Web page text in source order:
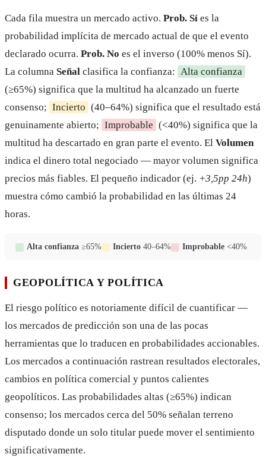
Cada fila muestra un mercado activo. Prob. Sí es la
probabilidad implícita de mercado actual de que el evento
declarado ocurra. Prob. No es el inverso (100% menos Sí).
La columna Señal clasifica la confianza: Alta confianza
(≥65%) significa que la multitud ha alcanzado un fuerte
consenso; Incierto (40–64%) significa que el resultado está
genuinamente abierto; Improbable (<40%) significa que la
multitud ha descartado en gran parte el evento. El Volumen
indica el dinero total negociado — mayor volumen significa
precios más fiables. El pequeño indicador (ej. +3,5pp 24h)
muestra cómo cambió la probabilidad en las últimas 24
horas.
Alta confianza ≥65% Incierto 40–64% Improbable <40%
GEOPOLÍTICA Y POLÍTICA
El riesgo político es notoriamente difícil de cuantificar —
los mercados de predicción son una de las pocas
herramientas que lo traducen en probabilidades accionables.
Los mercados a continuación rastrean resultados electorales,
cambios en política comercial y puntos calientes
geopolíticos. Las probabilidades altas (≥65%) indican
consenso; los mercados cerca del 50% señalan terreno
disputado donde un solo titular puede mover el sentimiento
significativamente.